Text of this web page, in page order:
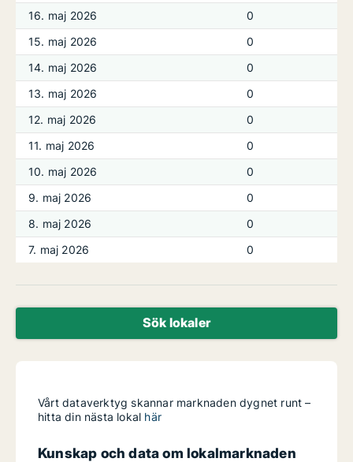
16. maj 2026
0
15. maj 2026
0
14. maj 2026
0
13. maj 2026
0
12. maj 2026
0
11. maj 2026
0
10. maj 2026
0
9. maj 2026
0
8. maj 2026
0
7. maj 2026
0
Sök lokaler
Vårt dataverktyg skannar marknaden dygnet runt –
hitta din nästa lokal här
Kunskap och data om lokalmarknaden